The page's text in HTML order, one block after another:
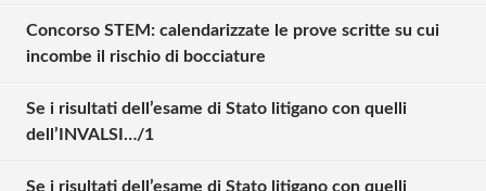
Concorso STEM: calendarizzate le prove scritte su cui
incombe il rischio di bocciature
Se i risultati dell’esame di Stato litigano con quelli
dell’INVALSI…/1
Se i risultati dell’esame di Stato litigano con quelli